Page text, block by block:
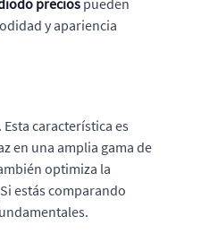
precios pueden
y apariencia
característica es
en una amplia gama de
optimiza la
estás comparando